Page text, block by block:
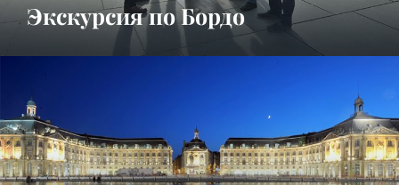
Экскурсия по Бордо